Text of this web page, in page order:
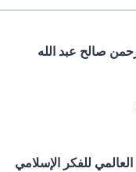
صالح عبد الله
العالمي للفكر الإسلامي